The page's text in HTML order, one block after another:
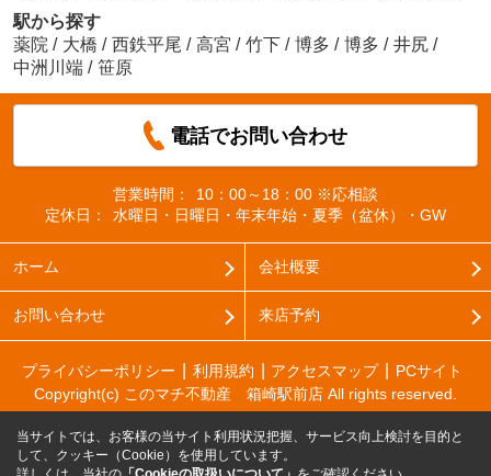
駅から探す
薬院 / 大橋 / 西鉄平尾 / 高宮 / 竹下 / 博多 / 博多 / 井尻 /
中洲川端 / 笹原
電話でお問い合わせ
営業時間：
10：00～18：00 ※応相談
定休日：
水曜日・日曜日・年末年始・夏季（盆休）・GW
ホーム 会社概要
お問い合わせ 来店予約
プライバシーポリシー 利用規約 アクセスマップ
PCサイト
Copyright(c) このマチ不動産 箱崎駅前店 All rights reserved.
当サイトでは、お客様の当サイト利用状況把握、サービス向上検討を目的と
して、クッキー（Cookie）を使用しています。